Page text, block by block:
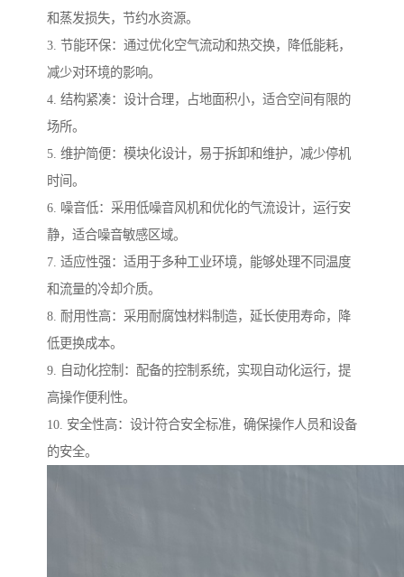
和蒸发损失，节约水资源。
3. 节能环保：通过优化空气流动和热交换，降低能耗，
减少对环境的影响。
4. 结构紧凑：设计合理，占地面积小，适合空间有限的
场所。
5. 维护简便：模块化设计，易于拆卸和维护，减少停机
时间。
6. 噪音低：采用低噪音风机和优化的气流设计，运行安
静，适合噪音敏感区域。
7. 适应性强：适用于多种工业环境，能够处理不同温度
和流量的冷却介质。
8. 耐用性高：采用耐腐蚀材料制造，延长使用寿命，降
低更换成本。
9. 自动化控制：配备的控制系统，实现自动化运行，提
高操作便利性。
10. 安全性高：设计符合安全标准，确保操作人员和设备
的安全。